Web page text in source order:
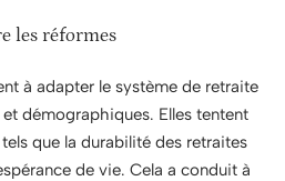
les réformes
à adapter le système de retraite
démographiques. Elles tentent
que la durabilité des retraites
de vie. Cela a conduit à